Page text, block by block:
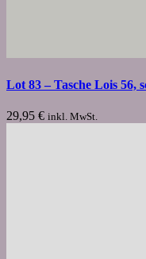
Lot 83 – Tasche Lois 56,
29,95 € inkl. MwSt.